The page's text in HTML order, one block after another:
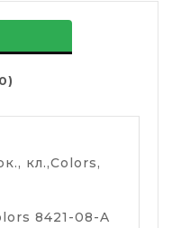
кл.,Colors,
8421-08-A